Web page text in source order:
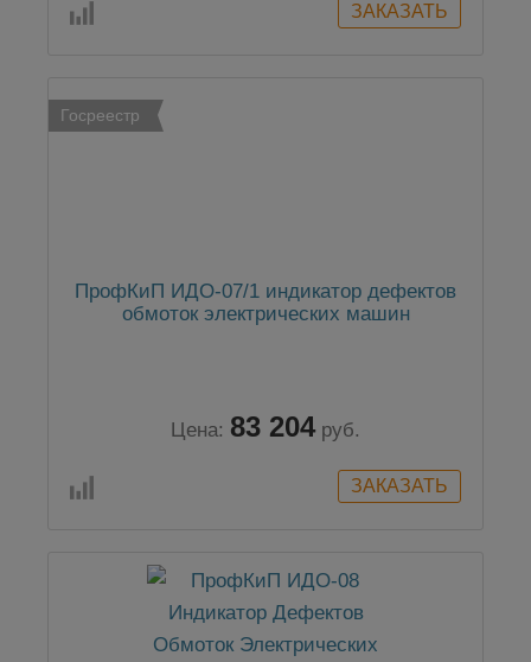
Госреестр
ПрофКиП ИДО-07/1 индикатор дефектов
обмоток электрических машин
Цена: 83 204 руб.